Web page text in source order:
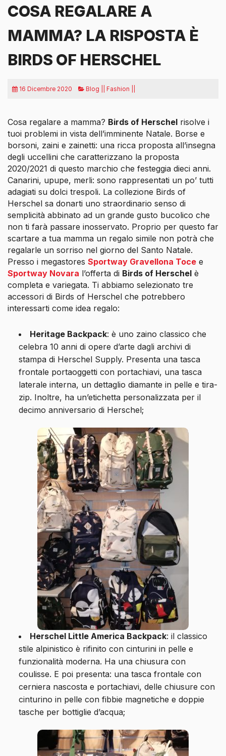
COSA REGALARE A
MAMMA? LA RISPOSTA È
BIRDS OF HERSCHEL
16 Dicembre 2020 Blog || Fashion ||
Cosa regalare a mamma? Birds of Herschel risolve i
tuoi problemi in vista dell’imminente Natale. Borse e
borsoni, zaini e zainetti: una ricca proposta all’insegna
degli uccellini che caratterizzano la proposta
2020/2021 di questo marchio che festeggia dieci anni.
Canarini, upupe, merli: sono rappresentati un po’ tutti
adagiati su dolci trespoli. La collezione Birds of
Herschel sa donarti uno straordinario senso di
semplicità abbinato ad un grande gusto bucolico che
non ti farà passare inosservato. Proprio per questo far
scartare a tua mamma un regalo simile non potrà che
regalarle un sorriso nel giorno del Santo Natale.
Presso i megastores Sportway Gravellona Toce e
Sportway Novara l’offerta di Birds of Herschel è
completa e variegata. Ti abbiamo selezionato tre
accessori di Birds of Herschel che potrebbero
interessarti come idea regalo:
Heritage Backpack: è uno zaino classico che
celebra 10 anni di opere d’arte dagli archivi di
stampa di Herschel Supply. Presenta una tasca
frontale portaoggetti con portachiavi, una tasca
laterale interna, un dettaglio diamante in pelle e tira-
zip. Inoltre, ha un’etichetta personalizzata per il
decimo anniversario di Herschel;
Herschel Little America Backpack: il classico
stile alpinistico è rifinito con cinturini in pelle e
funzionalità moderna. Ha una chiusura con
coulisse. E poi presenta: una tasca frontale con
cerniera nascosta e portachiavi, delle chiusure con
cinturino in pelle con fibbie magnetiche e doppie
tasche per bottiglie d’acqua;